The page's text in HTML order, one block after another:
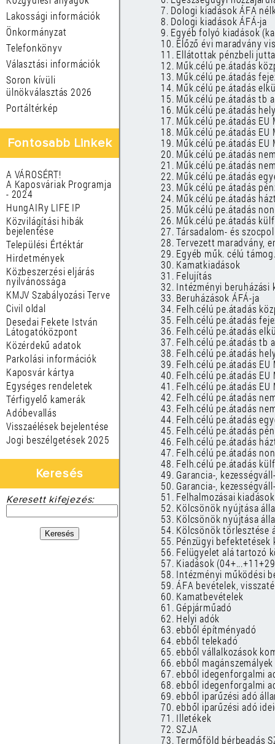
Lakossági információk
Önkormányzat
Telefonkönyv
Választási információk
Soron kívüli
ülnökválasztás 2026
Portáltérkép
Fontosabb Linkek
A VÁROSÉRT!
A Kaposváriak Programja
- 2024
HungAIRy LIFE IP
Közvilágítási hibák
bejelentése
Települési Értéktár
Hirdetmények
Közbeszerzési eljárás
nyilvánossága
KMJV Szabályozási Terve
Civil oldal
Desedai Fekete István
Látogatóközpont
Közérdekű adatok
Parkolási információk
Kaposvár kártya
Egységes rendeletek
Térfigyelő kamerák
Adóbevallás
Visszaélések bejelentése
Jogi beszélgetések 2025
Keresés
Keresett kifejezés:
7. Dologi kiadások ÁFA
8. Dologi kiadások ÁFÁ-ja
9. Egyéb folyó kiadások
10. Előző évi maradvány
11. Ellátottak pénzbeli
12. Műk.célú pe.átadás
13. Műk.célú pe.átadás
14. Műk.célú pe.átadás
15. Műk.célú pe.átadás tb
16. Műk.célú pe.átadás
17. Műk.célú pe.átadás
18. Műk.célú pe.átadás
19. Műk.célú pe.átadás
20. Műk.célú pe.átadás
21. Műk.célú pe.átadás
22. Műk.célú pe.átadás
23. Műk.célú pe.átadás
24. Műk.célú pe.átadás
25. Műk.célú pe.átadás
26. Műk.célú pe.átadás
27. Társadalom- és
28. Tervezett maradvány,
29. Egyéb műk. célú
30. Kamatkiadások
31. Felujítás
32. Intézményi beruházási
33. Beruházások ÁFÁ-ja
34. Felh.célú pe.átadás
35. Felh.célú pe.átadás
36. Felh.célú pe.átadás
37. Felh.célú pe.átadás tb
38. Felh.célú pe.átadás
39. Felh.célú pe.átadás
40. Felh.célú pe.átadás
41. Felh.célú pe.átadás
42. Felh.célú pe.átadás
43. Felh.célú pe.átadás
44. Felh.célú pe.átadás
45. Felh.célú pe.átadás
46. Felh.célú pe.átadás
47. Felh.célú pe.átadás
48. Felh.célú pe.átadás
49. Garancia-,
50. Garancia-,
51. Felhalmozásai
52. Kölcsönök nyújtása
53. Kölcsönök nyújtása
54. Kölcsönök törlesztése
55. Pénzügyi befektetések
56. Felügyelet alá tartozó
57. Kiadások
58. Intézményi működési
59. ÁFA bevételek,
60. Kamatbevételek
61. Gépjárműadó
62. Helyi adók
63. ebből építményadó
64. ebből telekadó
65. ebből vállalkozások
66. ebből
67. ebből idegenforgalmi
68. ebből idegenforgalmi
69. ebből iparűzési adó
70. ebből iparűzési adó
71. Illetékek
72. SZJA
73. Termőföld bérbeadás